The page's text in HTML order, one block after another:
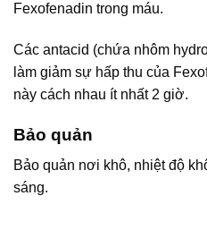
Fexofenadin trong máu.
Các antacid (chứa nhôm
làm giảm sự hấp thu của
này cách nhau ít nhất 2 giờ.
Bảo quản
Bảo quản nơi khô, nhiệt độ
sáng.